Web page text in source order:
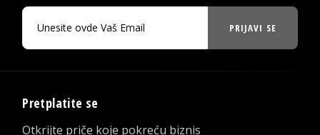
PRIJAVI SE
Pretplatite se
Otkrijte priče koje pokreću biznis